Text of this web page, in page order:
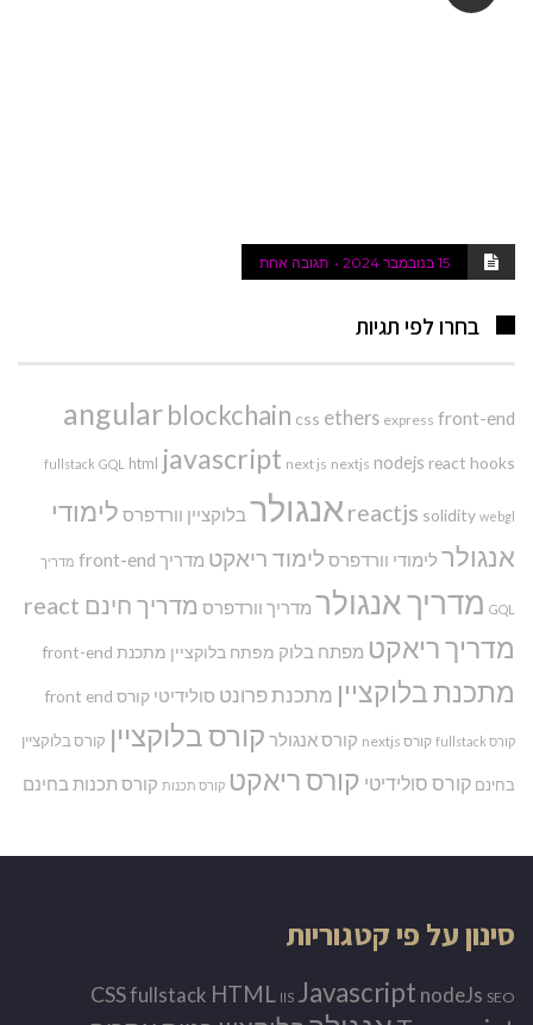
15 בנובמבר 2024 תגובה אחת
בחרו לפי תגיות
angularblockchain css ethers express front-end
fullstack GQL html javascript next js nextjs nodejs react hooks
reactjs solidity webgl אנגולר בלוקציין וורדפרס לימודי
אנגולר לימודי וורדפרס לימוד ריאקט מדריך front-end מדריך
GQL מדריך אנגולר מדריך וורדפרס מדריך חינם react
מדריך ריאקט מפתח בלוק מפתח בלוקציין מתכנת front-end
מתכנת בלוקציין מתכנת פרונט סולידיטי קורס front end
קורס fullstack קורס nextjs קורס אנגולר קורס בלוקציין קורס בלוקציין
בחינם קורס סולידיטי קורס ריאקט קורס תכנות קורס תכנות בחינם
סינון על פי קטגוריות
CSSfullstack HTML IIS Javascript nodeJs SEO